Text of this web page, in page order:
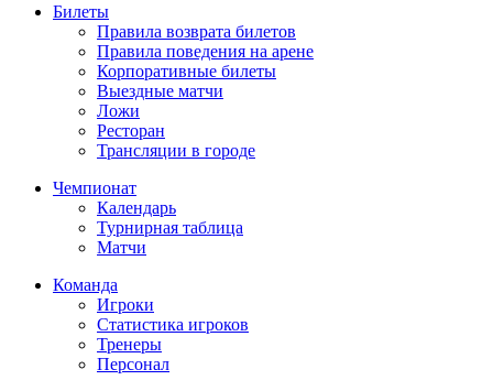
Билеты
Правила возврата билетов
Правила поведения на арене
Корпоративные билеты
Выездные матчи
Ложи
Ресторан
Трансляции в городе
Чемпионат
Календарь
Турнирная таблица
Матчи
Команда
Игроки
Статистика игроков
Тренеры
Персонал